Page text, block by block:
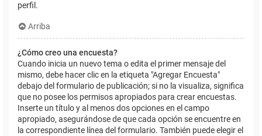
perfil.
Arriba
¿Cómo creo una encuesta?
Cuando inicia un nuevo tema o edita el primer mensaje del
mismo, debe hacer clic en la etiqueta "Agregar Encuesta"
debajo del formulario de publicación; si no la visualiza, significa
que no posee los permisos apropiados para crear encuestas.
Inserte un título y al menos dos opciones en el campo
apropiado, asegurándose de que cada opción se encuentre en
la correspondiente línea del formulario. También puede elegir el